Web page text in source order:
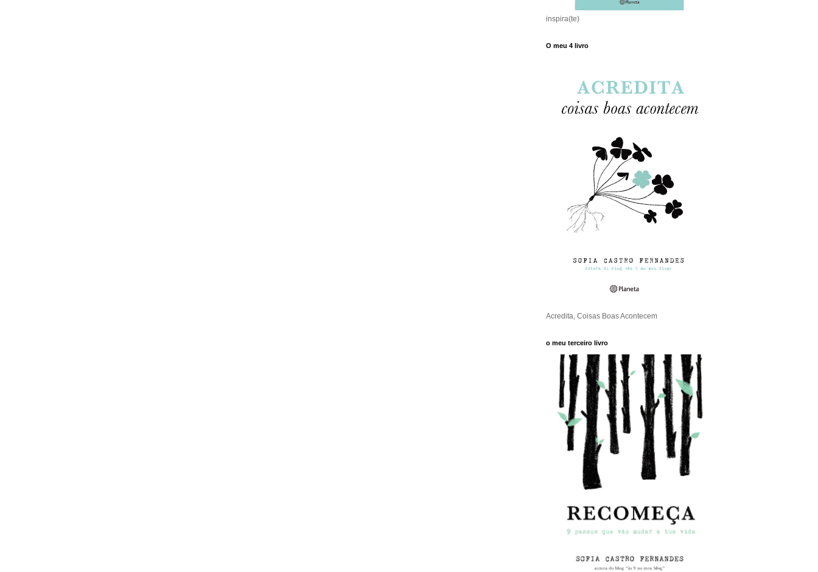
inspira(te)
O meu 4 livro
Acredita, Coisas Boas Acontecem
o meu terceiro livro